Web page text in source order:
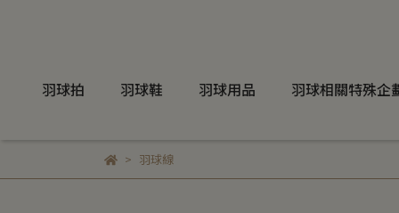
羽球拍 羽球鞋 羽球用品 羽球相關特殊企
羽球線